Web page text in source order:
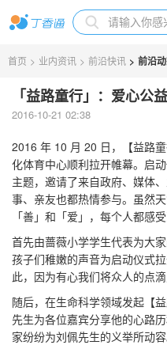
首页 > 业内资讯 > 前沿快讯 > 前沿
「益路童行」：爱心公
2016-10-21 02:38
2016 年 10 月 20 日，【益路
化体育中心顺利拉开帷幕。启
主题，邀请了来自政府、媒体
事、亲友也都热情参与。虽然
「善」和「爱」，每个人都感
首先由蔷薇小学学生代表为大
孩子们稚嫩的声音为启动仪式
此，因为有心我们将众人的点滴
随后，在生命科学领域发起【
先生为各位嘉宾分享他的心路
家纷纷为刘佩先生的义举所动